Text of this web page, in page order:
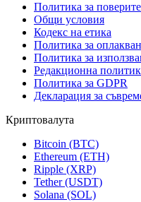
Политика за
Общи условия
Кодекс на етика
Политика за
Политика за
Редакционна
Политика за GDPR
Декларация за
Криптовалута
Bitcoin (BTC)
Ethereum (ETH)
Ripple (XRP)
Tether (USDT)
Solana (SOL)